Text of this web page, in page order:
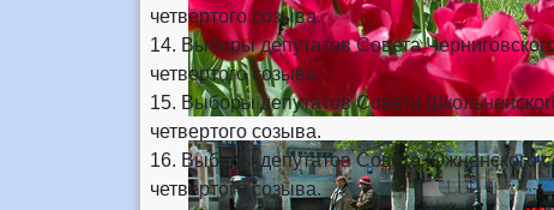
четвертого созыва.
14. Выборы депутатов Совета
четвертого созыва.
15. Выборы депутатов Совета
четвертого созыва.
16. Выборы депутатов Совета Южненского
четвертого созыва.